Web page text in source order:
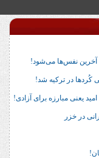
آخرین نفس‌ها می‌شود!
کُردها در ترکیه شد!
یعنی مبارزه برای آزادی!
در خزر